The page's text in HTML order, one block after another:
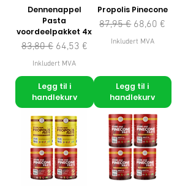
Dennenappel
Pasta
voordeelpakket 4x
Vanlig pris
83,80 € Salgspris
64,53 €
Inkludert MVA
Legg til i
handlekurv
Propolis Pinecone
Vanlig pris
87,95 € Salgspris
68,60 €
Inkludert MVA
Legg til i
handlekurv